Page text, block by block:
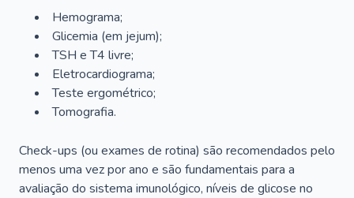
Hemograma;
Glicemia (em jejum);
TSH e T4 livre;
Eletrocardiograma;
Teste ergométrico;
Tomografia.
Check-ups (ou exames de rotina) são recomendados pelo
menos uma vez por ano e são fundamentais para a
avaliação do sistema imunológico, níveis de glicose no